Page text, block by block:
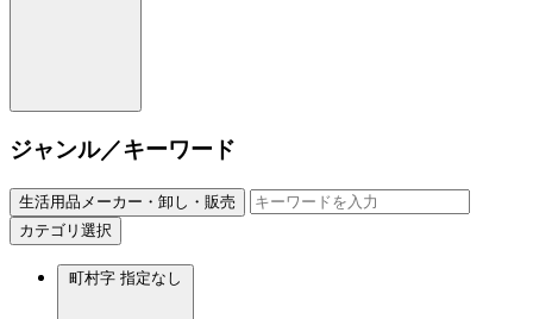
ジャンル／キーワード
生活用品メーカー・卸し・販売
カテゴリ選択
町村字 指定なし